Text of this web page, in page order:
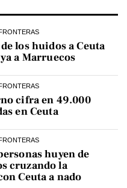
los huidos a Ceuta
a Marruecos
cifra en 49.000
en Ceuta
huyen de
cruzando la
Ceuta a nado